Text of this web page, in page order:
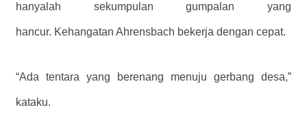
hanyalah sekumpulan gumpalan yang
hancur. Kehangatan Ahrensbach bekerja dengan cepat.
“Ada tentara yang berenang menuju gerbang desa,”
kataku.